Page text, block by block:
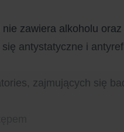
zawiera alkoholu
antystatyczne i
zajmujących się